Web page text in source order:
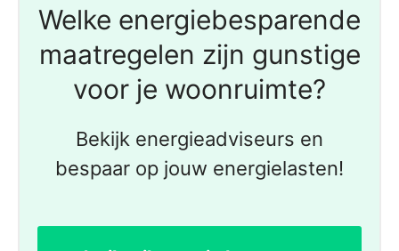
Welke energiebesparende
maatregelen zijn gunstige
voor je woonruimte?
Bekijk energieadviseurs en
bespaar op jouw energielasten!